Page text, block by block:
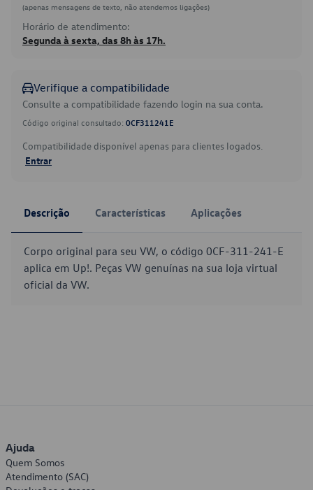
(apenas mensagens de texto, não atendemos ligações)
Horário de atendimento:
Segunda à sexta, das 8h às 17h.
Verifique a compatibilidade
Consulte a compatibilidade fazendo login na sua conta.
Código original consultado: 0CF311241E
Compatibilidade disponível apenas para clientes logados.
Entrar
Descrição Características Aplicações
Corpo original para seu VW, o código 0CF-311-241-E
aplica em Up!. Peças VW genuínas na sua loja virtual
oficial da VW.
Ajuda
Quem Somos
Atendimento (SAC)